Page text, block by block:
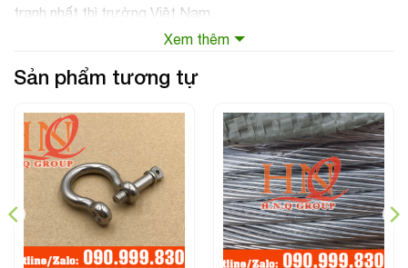
tranh nhất thì trường Việt Nam.
Xem thêm
Sản phẩm tương tự